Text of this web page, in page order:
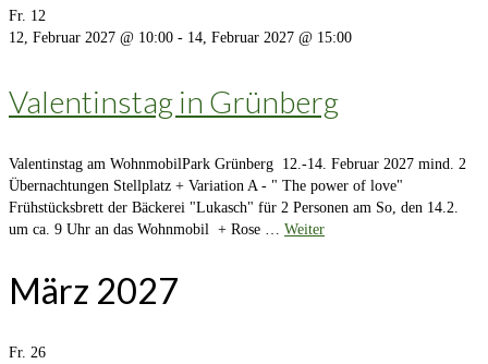
Fr. 12
12, Februar 2027 @ 10:00 - 14, Februar 2027 @ 15:00
Valentinstag in Grünberg
Valentinstag am WohnmobilPark Grünberg 12.-14. Februar 2027 mind. 2
Übernachtungen Stellplatz + Variation A - " The power of love"
Frühstücksbrett der Bäckerei "Lukasch" für 2 Personen am So, den 14.2.
um ca. 9 Uhr an das Wohnmobil + Rose … Weiter
März 2027
Fr. 26